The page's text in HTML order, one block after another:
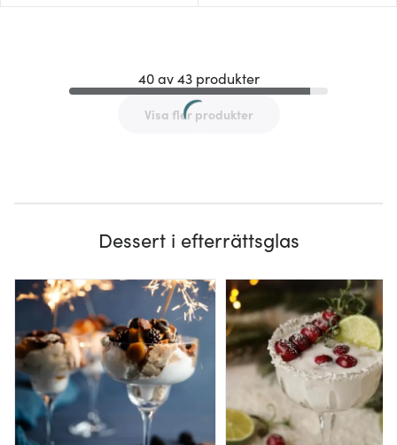
40 av 43 produkter
Visa fler produkter
Dessert i efterrättsglas